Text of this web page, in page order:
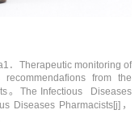
．Therapeutic monitoring of
from the
。The Infectious Diseases
Diseases Pharmacists[j]，